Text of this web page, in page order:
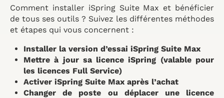
Comment installer iSpring Suite Max et bénéficier
de tous ses outils ? Suivez les différentes méthodes
et étapes qui vous concernent :
Installer la version d’essai iSpring Suite Max
Mettre à jour sa licence iSpring (valable pour
les licences Full Service)
Activer iSpring Suite Max après l’achat
Changer de poste ou déplacer une licence